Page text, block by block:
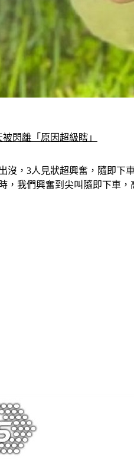
閃離「原因超級瞎」
，3人見狀超興奮，隨即下
，我們興奮到尖叫隨即下車